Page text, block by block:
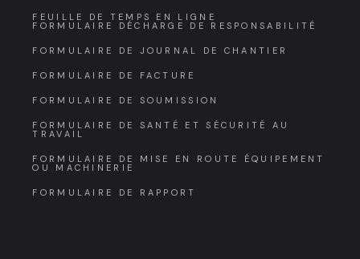
FEUILLE DE TEMPS EN LIGNE
FORMULAIRE DÉCHARGE DE RESPONSABILITÉ
FORMULAIRE DE JOURNAL DE CHANTIER
FORMULAIRE DE FACTURE
FORMULAIRE DE SOUMISSION
FORMULAIRE DE SANTÉ ET SÉCURITÉ AU
TRAVAIL
FORMULAIRE DE MISE EN ROUTE ÉQUIPEMENT
OU MACHINERIE
FORMULAIRE DE RAPPORT